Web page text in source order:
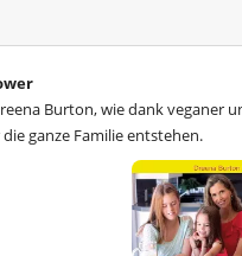
Burton, wie dank veganer
ganze Familie entstehen.